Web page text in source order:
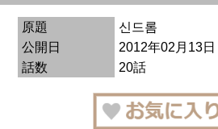
原題
신드롬
公開日
2012年02月13日
話数
20話